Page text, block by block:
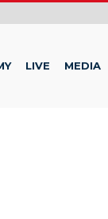
LIVE MEDIA